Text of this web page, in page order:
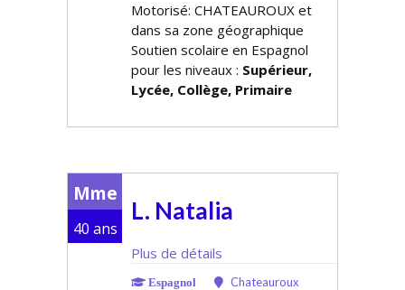
Motorisé: CHATEAUROUX et
dans sa zone géographique
Soutien scolaire en Espagnol
pour les niveaux : Supérieur,
Lycée, Collège, Primaire
Mme
40 ans
L. Natalia
Plus de détails
Espagnol Chateauroux